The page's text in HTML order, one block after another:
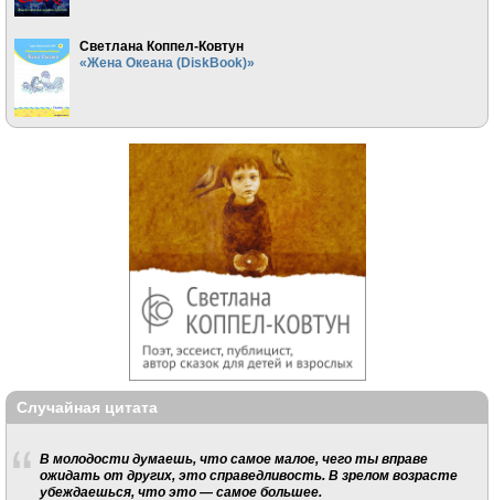
Светлана Коппел-Ковтун
«Жена Океана (DiskBook)»
Случайная цитата
В молодости думаешь, что самое малое, чего ты вправе
ожидать от других, это справедливость. В зрелом возрасте
убеждаешься, что это — самое большее.